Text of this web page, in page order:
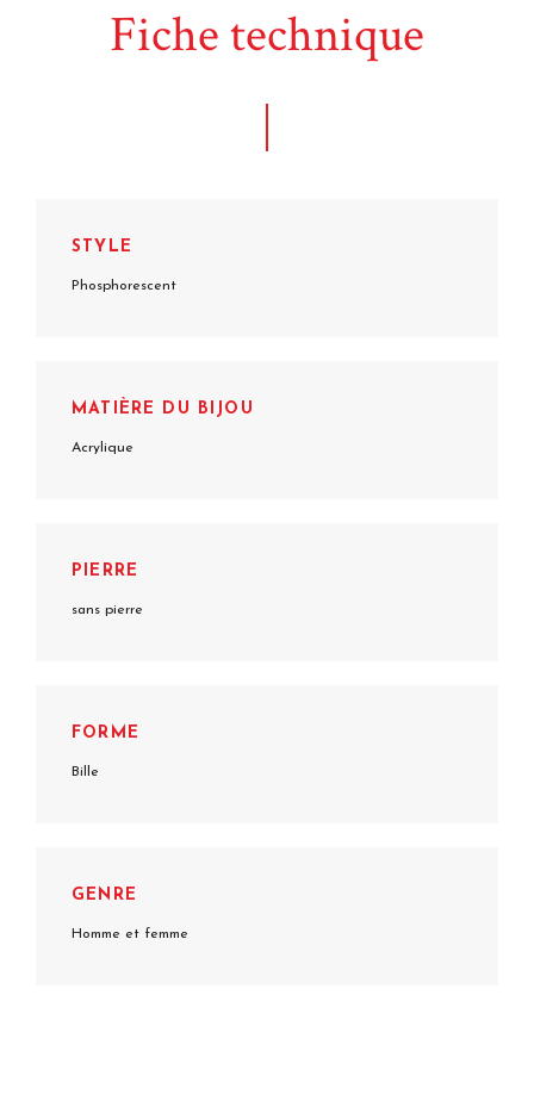
Fiche technique
STYLE
Phosphorescent
MATIÈRE DU BIJOU
Acrylique
PIERRE
sans pierre
FORME
Bille
GENRE
Homme et femme